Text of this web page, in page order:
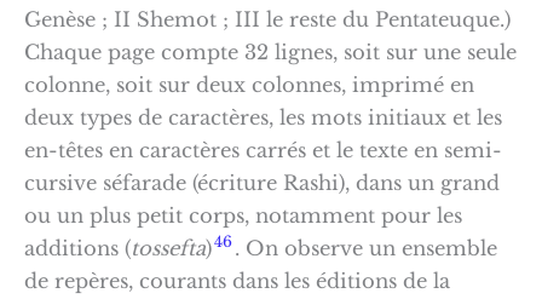
Genèse ; II Shemot ; III le reste du Pentateuque.)
Chaque page compte 32 lignes, soit sur une seule
colonne, soit sur deux colonnes, imprimé en
deux types de caractères, les mots initiaux et les
en-têtes en caractères carrés et le texte en semi-
cursive séfarade (écriture Rashi), dans un grand
ou un plus petit corps, notamment pour les
additions (tossefta)46 . On observe un ensemble
de repères, courants dans les éditions de la